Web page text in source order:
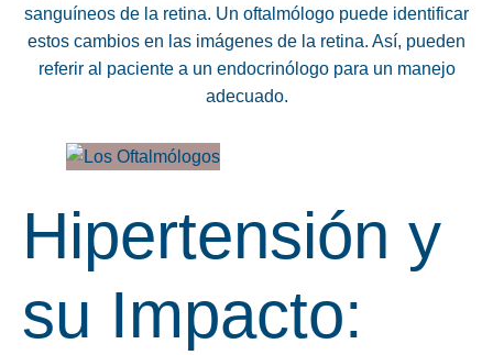
sanguíneos de la retina. Un oftalmólogo puede identificar
estos cambios en las imágenes de la retina. Así, pueden
referir al paciente a un endocrinólogo para un manejo
adecuado.
Hipertensión y
su Impacto: